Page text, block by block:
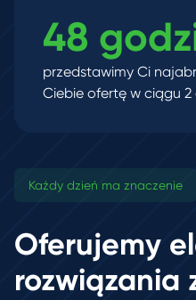
48
przedstawimy Ci
Ciebie ofertę w ciągu
Każdy dzień ma znaczenie
Oferujemy
rozwiązania